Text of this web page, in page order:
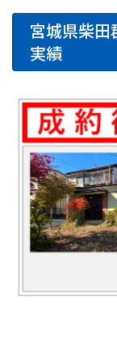
宮城県柴田
実績